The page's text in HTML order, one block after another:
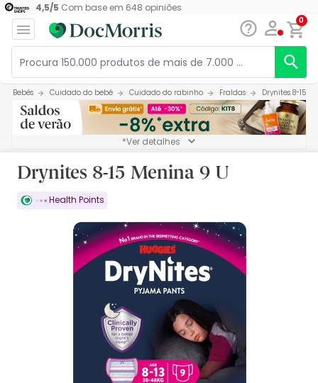
4,5/5 Com base em 648 opiniões
0
Bebés Cuidado do bebé Cuidado do rabinho Fraldas Drynites 8-15
*Ver detalhes
Drynites 8-15 Menina 9 U
Health Points